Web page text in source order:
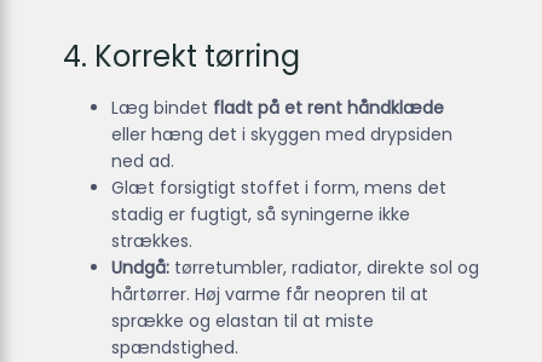
4. Korrekt tørring
Læg bindet fladt på et rent håndklæde
eller hæng det i skyggen med drypsiden
ned ad.
Glæt forsigtigt stoffet i form, mens det
stadig er fugtigt, så syningerne ikke
strækkes.
Undgå: tørretumbler, radiator, direkte sol og
hårtørrer. Høj varme får neopren til at
sprække og elastan til at miste
spændstighed.